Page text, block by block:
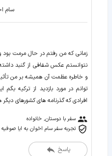
سام
زمانی که من رفتم در حال مرمت
نتوانستم عکس شفافی از گنبد
و خاطره عظمت آن همیشه بر من
توانم در مورد بازدید از ترکیه بگم
افرادی که گذرنامه های کشورهای
سفر با دوستان, خانواده
تجربه سفر سام اخوان به ایا صوفیه
پاسخ